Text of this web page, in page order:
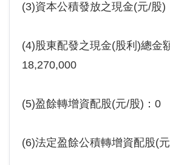
(3)資本公積發放之現金(元/股)
(4)股東配發之現金(股利)總金
18,270,000
(5)盈餘轉增資配股(元/股)：0
(6)法定盈餘公積轉增資配股(